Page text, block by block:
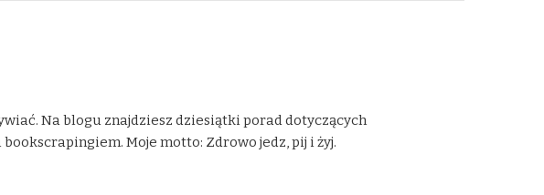
Na blogu znajdziesz dziesiątki porad dotyczących
Moje motto: Zdrowo jedz, pij i żyj.